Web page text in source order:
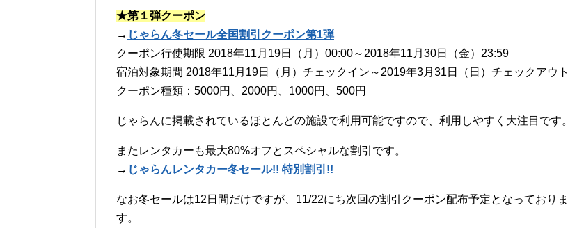
★第１弾クーポン
→ じゃらん冬セール全国割引クーポン第1弾
クーポン行使期限 2018年11月19日（月）00:00～2018年11月30日（金）23:59
宿泊対象期間 2018年11月19日（月）チェックイン～2019年3月31日（日）チェックアウト
クーポン種類：5000円、2000円、1000円、500円
じゃらんに掲載されているほとんどの施設で利用可能ですので、利用しやすく大注目です。
またレンタカーも最大80%オフとスペシャルな割引です。
→ じゃらんレンタカー冬セール!! 特別割引!!
なお冬セールは12日間だけですが、11/22にち次回の割引クーポン配布予定となっておりま
す。